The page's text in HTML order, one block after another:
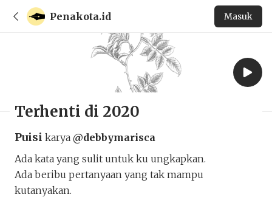
Penakota.id Masuk
Terhenti di 2020
Puisi karya @debbymarisca
Ada kata yang sulit untuk ku ungkapkan.
Ada beribu pertanyaan yang tak mampu
kutanyakan.